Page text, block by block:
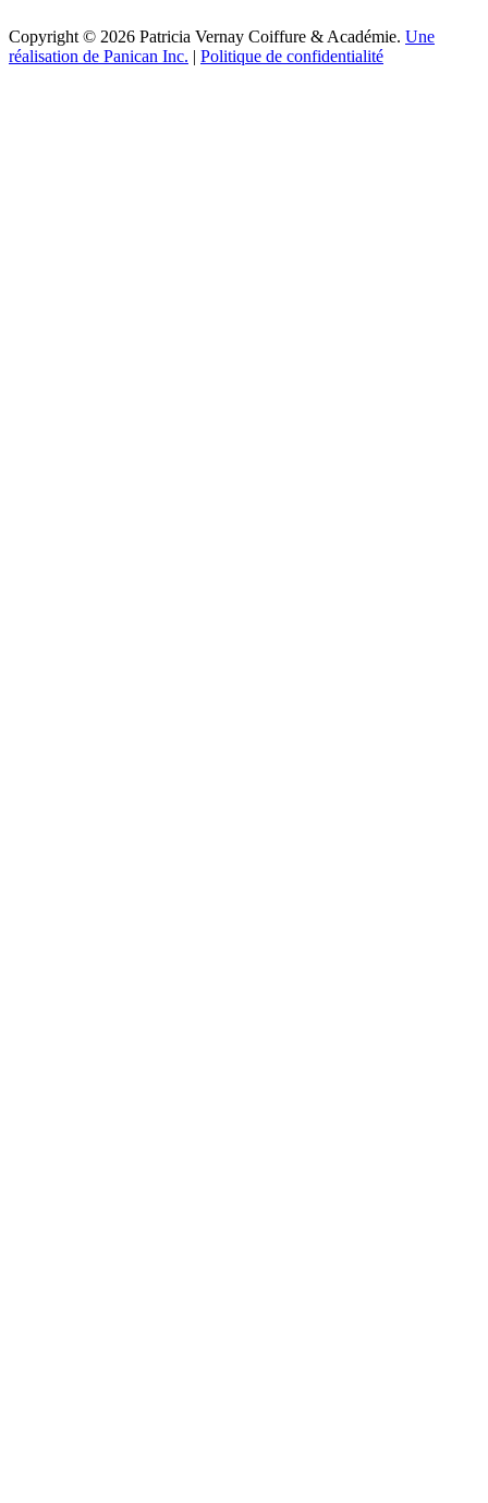
Copyright © 2026 Patricia Vernay Coiffure & Académie. Une
réalisation de Panican Inc. | Politique de confidentialité